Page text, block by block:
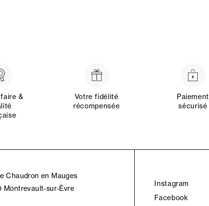
&
Votre fidélité
récompensée
Paiement
sécurisé
Chaudron en Mauges
Montrevault-sur-Èvre
Instagram
Facebook